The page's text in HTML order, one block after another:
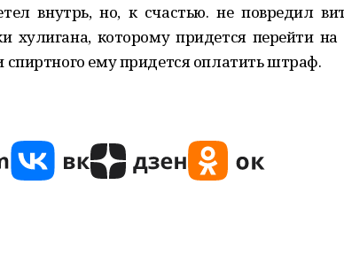
внутрь, но, к счастью. не повредил
хулигана, которому придется перейти на
спиртного ему придется оплатить штраф.